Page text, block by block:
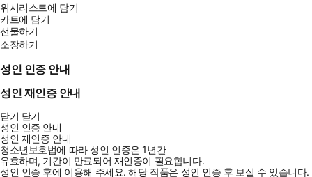
위시리스트에 담기
카트에 담기
선물하기
소장하기
성인 인증 안내
성인 재인증 안내
닫기 닫기
성인 인증 안내
성인 재인증 안내
청소년보호법에 따라 성인 인증은 1년간
유효하며, 기간이 만료되어 재인증이 필요합니다.
성인 인증 후에 이용해 주세요.해당 작품은 성인 인증 후 보실 수 있습니다.